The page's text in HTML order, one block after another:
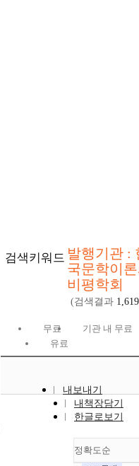
검색키워드 발행기관 :
국문학이
비평학회
(검색결과 1,619
무료
기관 내 무료
유료
내보내기
내책장담기
한글로보기
정확도순